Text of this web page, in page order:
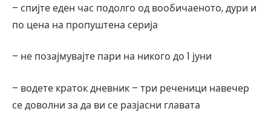
– спијте еден час подолго од вообичаеното, дури и
по цена на пропуштена серија
– не позајмувајте пари на никого до 1 јуни
– водете краток дневник – три реченици навечер
се доволни за да ви се разјасни главата